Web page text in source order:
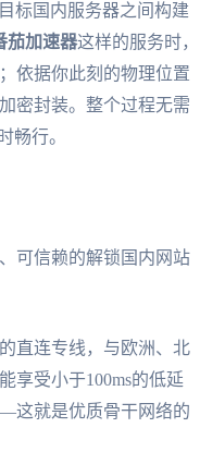
标国内服务器之间构建
茄加速器这样的服务时，
依据你此刻的物理位置
密封装。整个过程无需
畅行。
可信赖的解锁国内网站
直连专线，与欧洲、北
享受小于100ms的低延
这就是优质骨干网络的